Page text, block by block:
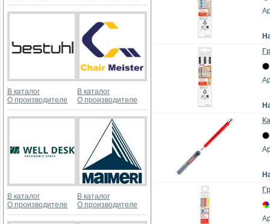
В каталог
О производителе
В каталог
О производителе
В каталог
О производителе
В каталог
О производителе